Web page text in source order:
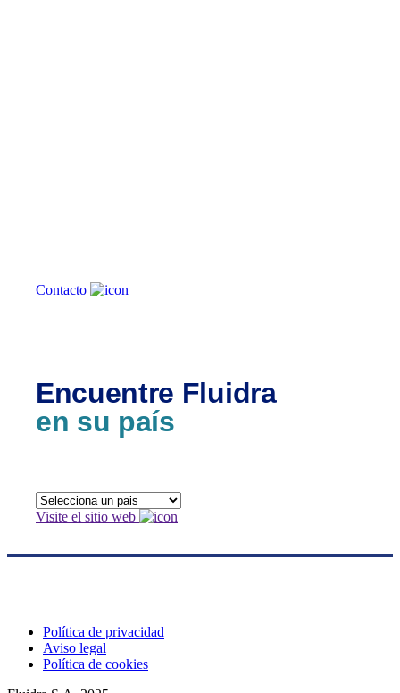
Contacto
Encuentre Fluidra
en su país
Visite el sitio web
Política de privacidad
Aviso legal
Política de cookies